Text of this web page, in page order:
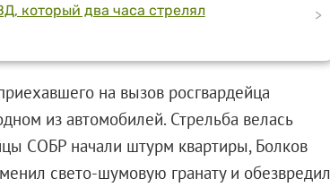
который два часа стрелял
>
на вызов росгвардейца
из автомобилей. Стрельба велась
СОБР начали штурм квартиры, Болков
свето-шумовую гранату и обезвредил